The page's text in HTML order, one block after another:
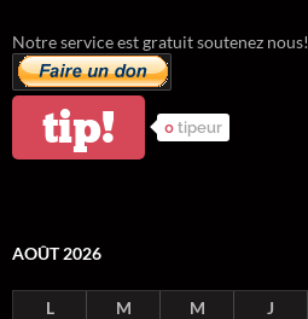
Notre service est gratuit soutenez nous!
tip! 0 tipeur
AOÛT 2026
L M M J